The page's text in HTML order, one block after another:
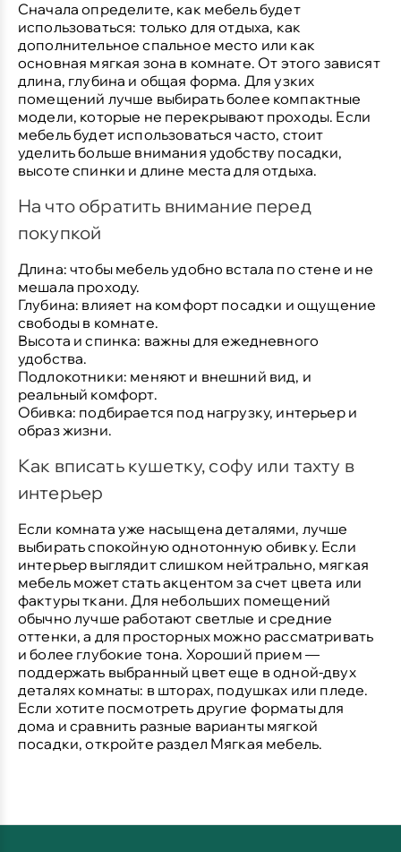
Сначала определите, как мебель будет
использоваться: только для отдыха, как
дополнительное спальное место или как
основная мягкая зона в комнате. От этого зависят
длина, глубина и общая форма. Для узких
помещений лучше выбирать более компактные
модели, которые не перекрывают проходы. Если
мебель будет использоваться часто, стоит
уделить больше внимания удобству посадки,
высоте спинки и длине места для отдыха.
На что обратить внимание перед
покупкой
Длина: чтобы мебель удобно встала по стене и не
мешала проходу.
Глубина: влияет на комфорт посадки и ощущение
свободы в комнате.
Высота и спинка: важны для ежедневного
удобства.
Подлокотники: меняют и внешний вид, и
реальный комфорт.
Обивка: подбирается под нагрузку, интерьер и
образ жизни.
Как вписать кушетку, софу или тахту в
интерьер
Если комната уже насыщена деталями, лучше
выбирать спокойную однотонную обивку. Если
интерьер выглядит слишком нейтрально, мягкая
мебель может стать акцентом за счет цвета или
фактуры ткани. Для небольших помещений
обычно лучше работают светлые и средние
оттенки, а для просторных можно рассматривать
и более глубокие тона. Хороший прием —
поддержать выбранный цвет еще в одной-двух
деталях комнаты: в шторах, подушках или пледе.
Если хотите посмотреть другие форматы для
дома и сравнить разные варианты мягкой
посадки, откройте раздел Мягкая мебель.